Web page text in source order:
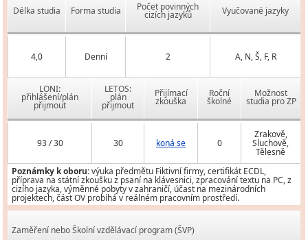
Délka studia Forma studia Počet povinných
cizích jazyků Vyučované jazyky
4,0 Denní 2 A, N, Š, F, R
LONI:
přihlášení/plán
přijmout
LETOS:
plán
přijmout
Přijímací
zkouška
Roční
školné
Možnost
studia pro ZP
93 / 30 30 koná se 0
Zrakově,
Sluchově,
Tělesně
Poznámky k oboru:výuka předmětu Fiktivní firmy, certifikát ECDL,
příprava na státní zkoušku z psaní na klávesnici, zpracování textu na PC, z
cizího jazyka, výměnné pobyty v zahraničí, účast na mezinárodních
projektech, část OV probíhá v reálném pracovním prostředí.
Zaměření nebo Školní vzdělávací program (ŠVP)